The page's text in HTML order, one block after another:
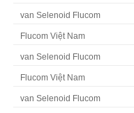
van Selenoid Flucom
Flucom Việt Nam
van Selenoid Flucom
Flucom Việt Nam
van Selenoid Flucom